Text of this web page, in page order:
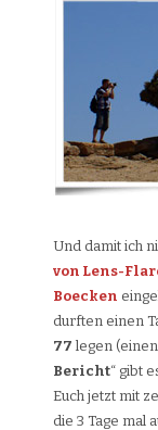
Und damit ich
von Lens-
Boecken
durften einen
77 legen
Bericht“ gibt
Euch jetzt mit
die 3 Tage mal